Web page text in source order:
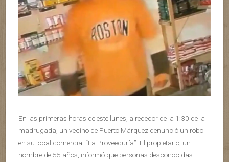
En las primeras horas de este lunes, alrededor de la 1:30 de la
madrugada, un vecino de Puerto Márquez denunció un robo
en su local comercial “La Proveeduría”. El propietario, un
hombre de 55 años, informó que personas desconocidas